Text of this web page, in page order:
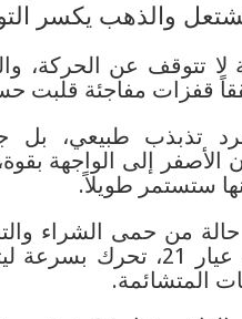
والذهب يكسر
تتوقف عن الحركة،
قفزات مفاجئة قلبت
تذبذب طبيعي، بل
الأصفر إلى الواجهة
ستستمر طويلاً.
من حمى الشراء
الأكثر شعبية وطلباً بين المواطنين،